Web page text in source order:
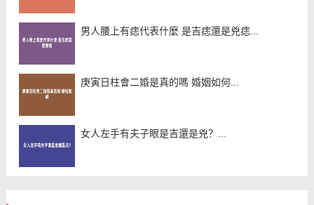
男人腰上有痣代表什麼 是吉痣還是兇痣...
庚寅日柱會二婚是真的嗎 婚姻如何...
女人左手有夫子眼是吉還是兇？...